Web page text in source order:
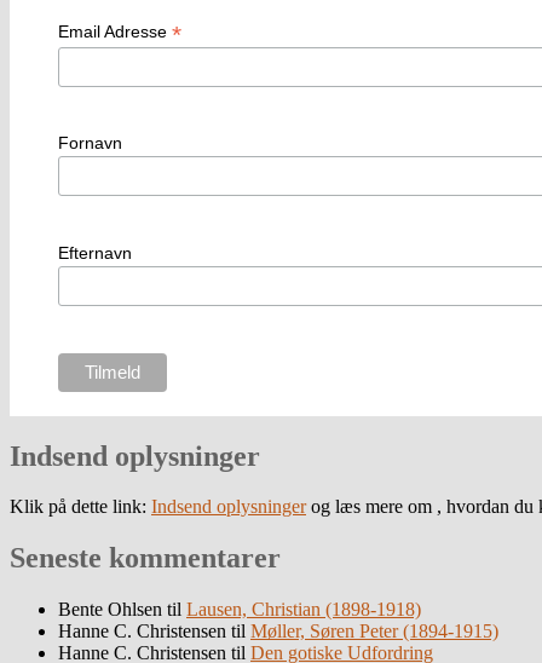
Email Adresse *
Fornavn
Efternavn
Indsend oplysninger
Klik på dette link: Indsend oplysningerog læs mere om , hvordan du
Seneste kommentarer
Bente Ohlsen til Lausen, Christian (1898-1918)
Hanne C. Christensen til Møller, Søren Peter (1894-1915)
Hanne C. Christensen til Den gotiske Udfordring